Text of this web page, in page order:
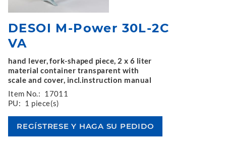
DESOI M-Power 30L-2C
VA
hand lever, fork-shaped piece, 2 x 6 liter
material container transparent with
scale and cover, incl.instruction manual
Item No.: 17011
PU: 1 piece(s)